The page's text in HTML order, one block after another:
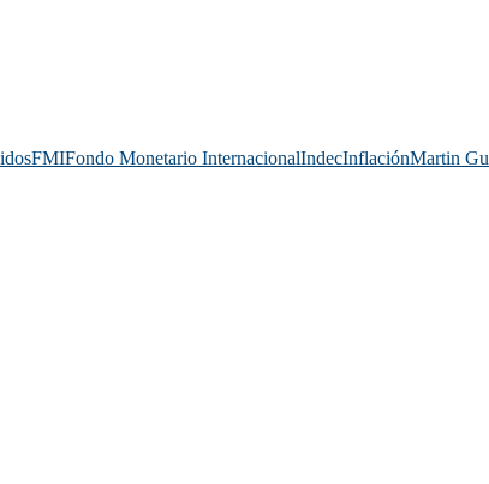
FMIFondo Monetario InternacionalIndecInflaciónMartin